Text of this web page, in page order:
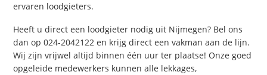
ervaren loodgieters.
Heeft u direct een loodgieter nodig uit Nijmegen? Bel ons
dan op 024-2042122 en krijg direct een vakman aan de lijn.
Wij zijn vrijwel altijd binnen één uur ter plaatse! Onze goed
opgeleide medewerkers kunnen alle lekkages,